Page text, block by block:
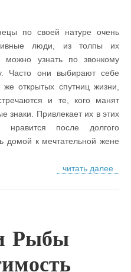
по своей натуре очень
люди, из толпы их
можно узнать по звонкому
Часто они выбирают себе
же открытых спутниц жизни,
и те, кого манят
знаки. Привлекает их в этих
нравится после долгого
домой к мечтательной жене
читать далее
Рыбы